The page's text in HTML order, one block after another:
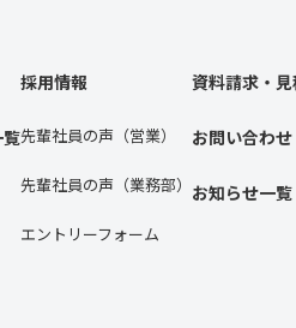
採用情報
先輩社員の声（営業）
先輩社員の声（業務部）
エントリーフォーム
資料請求・
お問い合わせ
お知らせ一覧